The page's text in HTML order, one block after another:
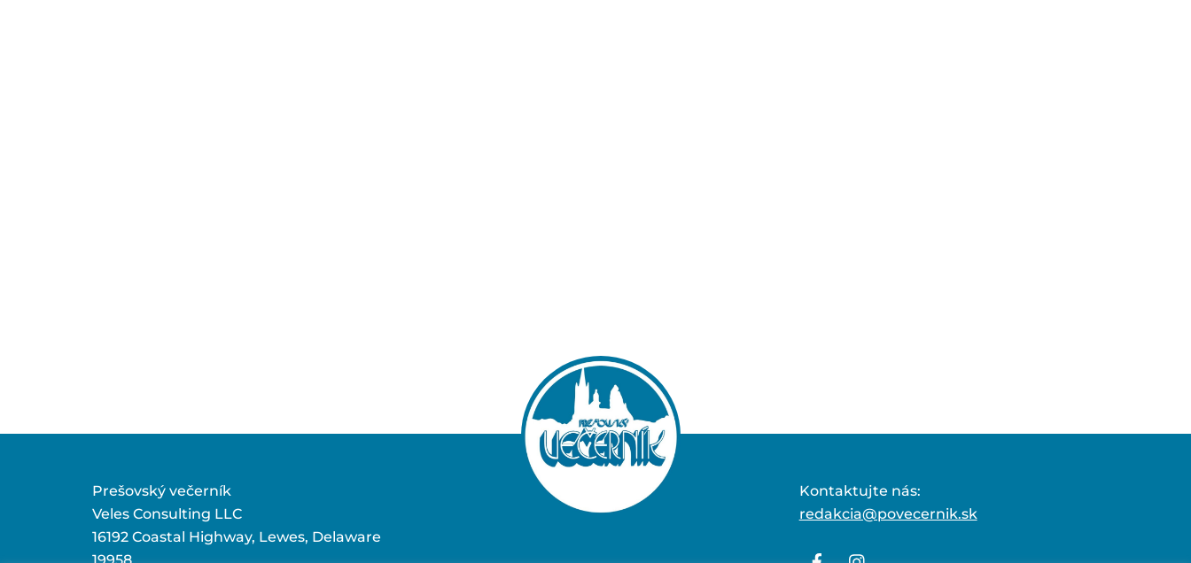
Prešovský večerník
Veles Consulting LLC
16192 Coastal Highway, Lewes, Delaware
Kontaktujte nás:
redakcia@povecernik.sk